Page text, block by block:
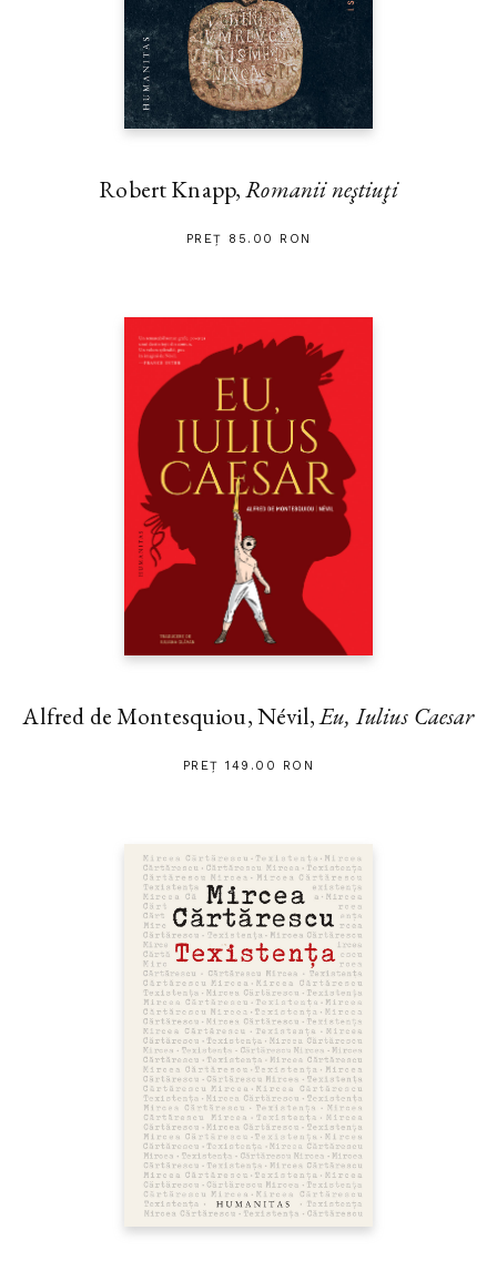
Robert Knapp,Romanii neştiuţi
PREȚ 85.00 RON
Alfred de Montesquiou, Névil,Eu, Iulius Caesar
PREȚ 149.00 RON